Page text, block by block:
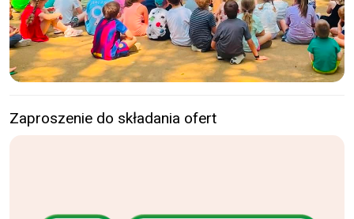
Zaproszenie do składania ofert